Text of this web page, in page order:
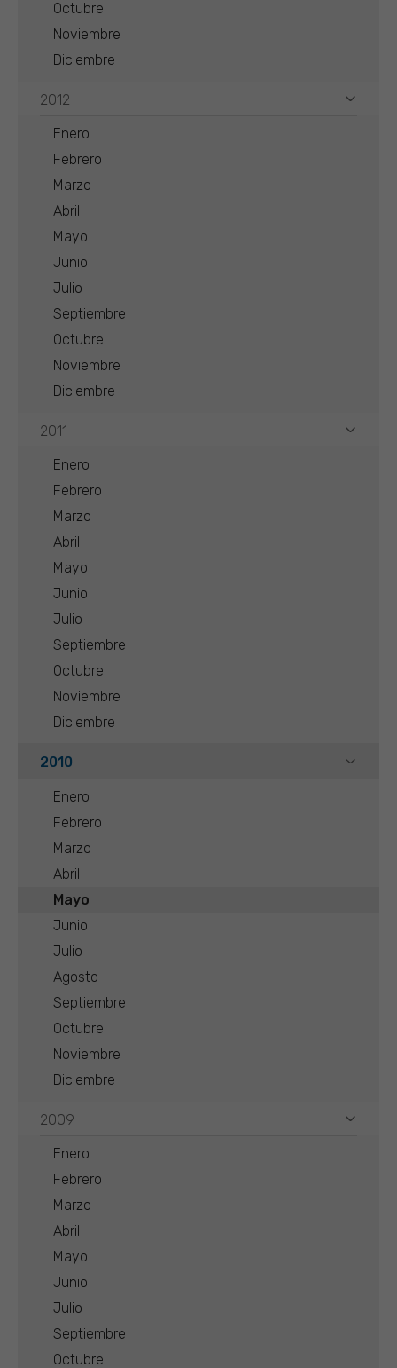
Octubre
Noviembre
Diciembre
2012
Enero
Febrero
Marzo
Abril
Mayo
Junio
Julio
Septiembre
Octubre
Noviembre
Diciembre
2011
Enero
Febrero
Marzo
Abril
Mayo
Junio
Julio
Septiembre
Octubre
Noviembre
Diciembre
2010
Enero
Febrero
Marzo
Abril
Mayo
Junio
Julio
Agosto
Septiembre
Octubre
Noviembre
Diciembre
2009
Enero
Febrero
Marzo
Abril
Mayo
Junio
Julio
Septiembre
Octubre